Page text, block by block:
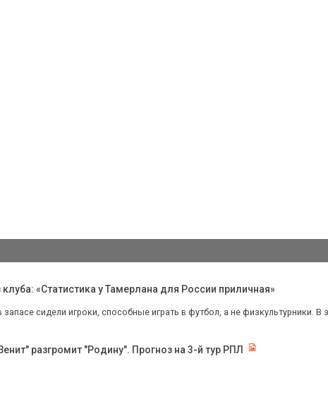
«Статистика у Тамерлана для России приличная»
запасе сидели игроки, способные играть в футбол, а не физкультурники. В
разгромит "Родину". Прогноз на 3-й тур РПЛ